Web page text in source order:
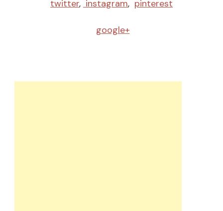
twitter, instagram, pinterest
google+